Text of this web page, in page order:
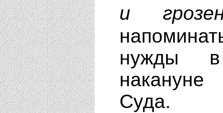
и
нужды в
накануне
Суда.